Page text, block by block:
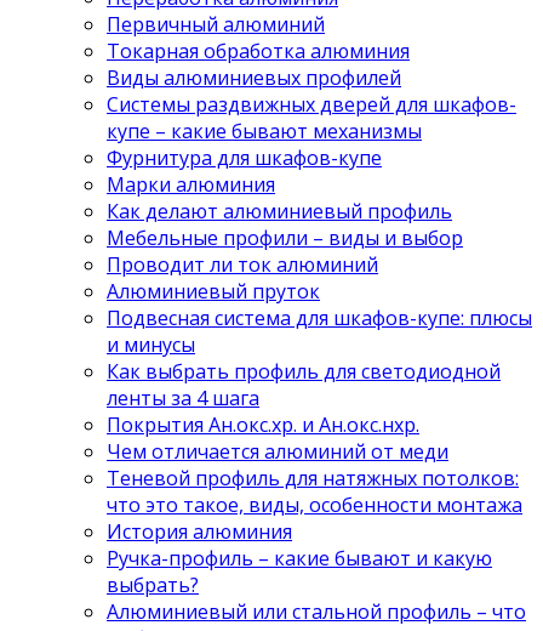
Первичный алюминий
Токарная обработка алюминия
Виды алюминиевых профилей
Системы раздвижных дверей для шкафов-
купе – какие бывают механизмы
Фурнитура для шкафов-купе
Марки алюминия
Как делают алюминиевый профиль
Мебельные профили – виды и выбор
Проводит ли ток алюминий
Алюминиевый пруток
Подвесная система для шкафов-купе: плюсы
и минусы
Как выбрать профиль для светодиодной
ленты за 4 шага
Покрытия Ан.окс.хр. и Ан.окс.нхр.
Чем отличается алюминий от меди
Теневой профиль для натяжных потолков:
что это такое, виды, особенности монтажа
История алюминия
Ручка-профиль – какие бывают и какую
выбрать?
Алюминиевый или стальной профиль – что